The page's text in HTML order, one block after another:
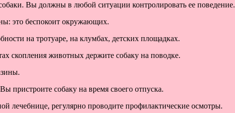
Вы должны в любой ситуации контролировать ее поведение.
это беспокоит окружающих.
на тротуаре, на клумбах, детских площадках.
скопления животных держите собаку на поводке.
пристроите собаку на время своего отпуска.
лечебнице, регулярно проводите профилактические осмотры.